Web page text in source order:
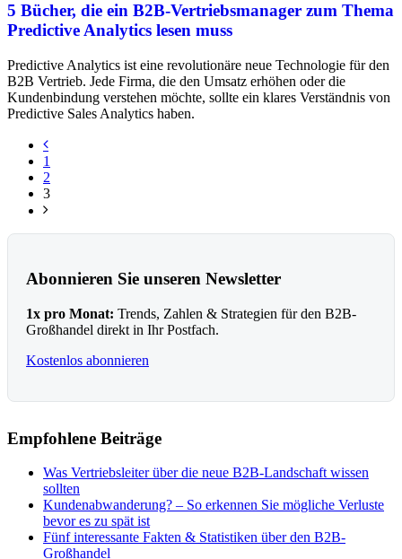
5 Bücher, die ein B2B-Vertriebsmanager zum Thema
Predictive Analytics lesen muss
Predictive Analytics ist eine revolutionäre neue Technologie für den
B2B Vertrieb. Jede Firma, die den Umsatz erhöhen oder die
Kundenbindung verstehen möchte, sollte ein klares Verständnis von
Predictive Sales Analytics haben.
1
2
3
Abonnieren Sie unseren Newsletter
1x pro Monat: Trends, Zahlen & Strategien für den B2B-
Großhandel direkt in Ihr Postfach.
Kostenlos abonnieren
Empfohlene Beiträge
Was Vertriebsleiter über die neue B2B-Landschaft wissen
sollten
Kundenabwanderung? – So erkennen Sie mögliche Verluste
bevor es zu spät ist
Fünf interessante Fakten & Statistiken über den B2B-
Großhandel